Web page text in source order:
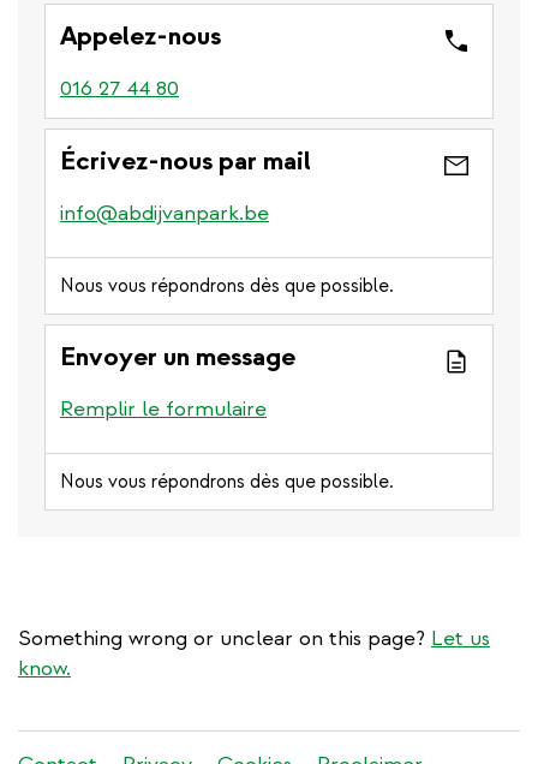
Appelez-nous
016 27 44 80
Écrivez-nous par mail
info@abdijvanpark.be
Nous vous répondrons dès que possible.
Envoyer un message
Remplir le formulaire
Nous vous répondrons dès que possible.
Something wrong or unclear on this page? Let us
know.